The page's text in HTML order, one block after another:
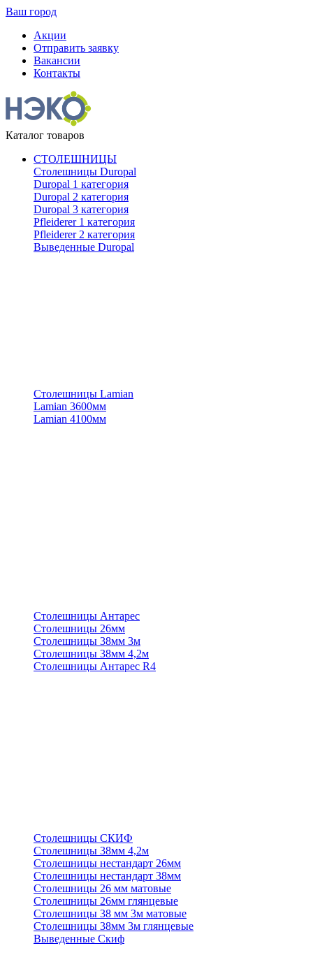
Ваш город
Акции
Отправить заявку
Вакансии
Контакты
Каталог товаров
СТОЛЕШНИЦЫ
Столешницы Duropal
Duropal 1 категория
Duropal 2 категория
Duropal 3 категория
Pfleiderer 1 категория
Pfleiderer 2 категория
Выведенные Duropal
Столешницы Lamian
Lamian 3600мм
Lamian 4100мм
Столешницы Антарес
Столешницы 26мм
Столешницы 38мм 3м
Столешницы 38мм 4,2м
Столешницы Антарес R4
Столешницы СКИФ
Столешницы 38мм 4,2м
Столешницы нестандарт 26мм
Столешницы нестандарт 38мм
Столешницы 26 мм матовые
Столешницы 26мм глянцевые
Столешницы 38 мм 3м матовые
Столешницы 38мм 3м глянцевые
Выведенные Скиф